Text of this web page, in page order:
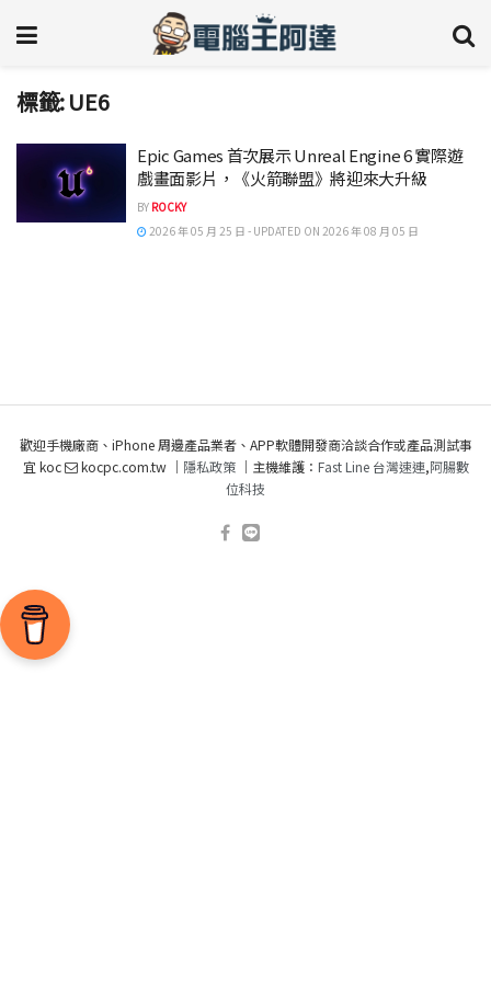
標籤:UE6
Epic Games 首次展示 Unreal Engine 6 實際遊
戲畫面影片，《火箭聯盟》將迎來大升級
BY ROCKY
2026 年 05 月 25 日 - UPDATED ON 2026 年 08 月 05 日
歡迎手機廠商、iPhone 周邊產品業者、APP軟體開發商洽談合作或產品測試事
宜 koc
kocpc.com.tw ｜ 隱私政策｜主機維護： Fast Line 台灣速連,阿腸數
位科技